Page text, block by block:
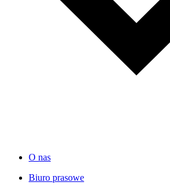
O nas
Biuro prasowe